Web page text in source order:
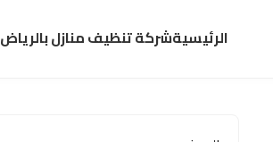
الرئيسيةشركة تنظيف منازل بالرياض